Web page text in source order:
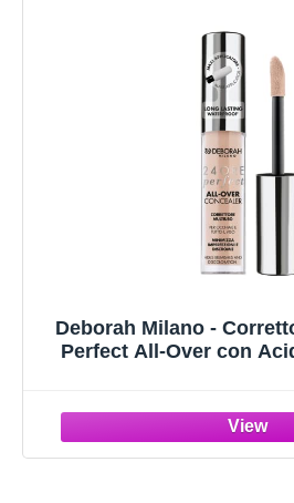
Deborah Milano -
Perfect All-Over con
Discromie del